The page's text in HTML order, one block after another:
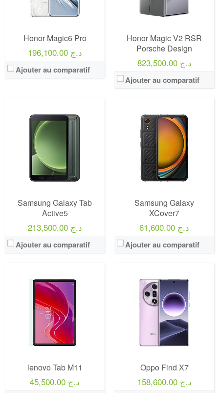
Honor Magic6 Pro
196,100.00 د.ج
Ajouter au comparatif
Honor Magic V2 RSR
Porsche Design
823,500.00 د.ج
Ajouter au comparatif
Samsung Galaxy Tab
Active5
213,500.00 د.ج
Ajouter au comparatif
Samsung Galaxy
XCover7
61,600.00 د.ج
Ajouter au comparatif
lenovo Tab M11
45,500.00 د.ج
Oppo Find X7
158,600.00 د.ج